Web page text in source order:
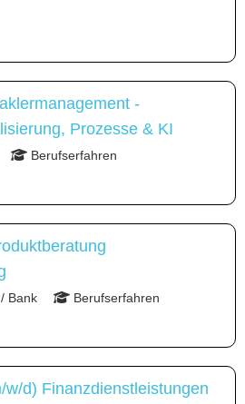
-
Prozesse & KI
Berufserfahren
Bank Berufserfahren
w/d) Finanzdienstleistungen